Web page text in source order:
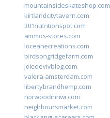
mountainsideskateshop.com
kirtlandcitytavern.com
301nutritionspot.com
ammos-stores.com
loceanecreations.com
birdsongridgefarm.com
joiedevivblog.com
valera-amsterdam.com
libertybrandhemp.com
norwoodinnwi.com
neighboursmarket.com